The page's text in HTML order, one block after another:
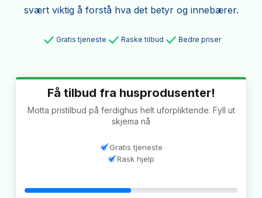
svært viktig å forstå hva det betyr og innebærer.
Gratis tjeneste Raske tilbud Bedre priser
Få tilbud fra husprodusenter!
Motta pristilbud på ferdighus helt uforpliktende. Fyll ut
skjema nå
Gratis tjeneste
Rask hjelp